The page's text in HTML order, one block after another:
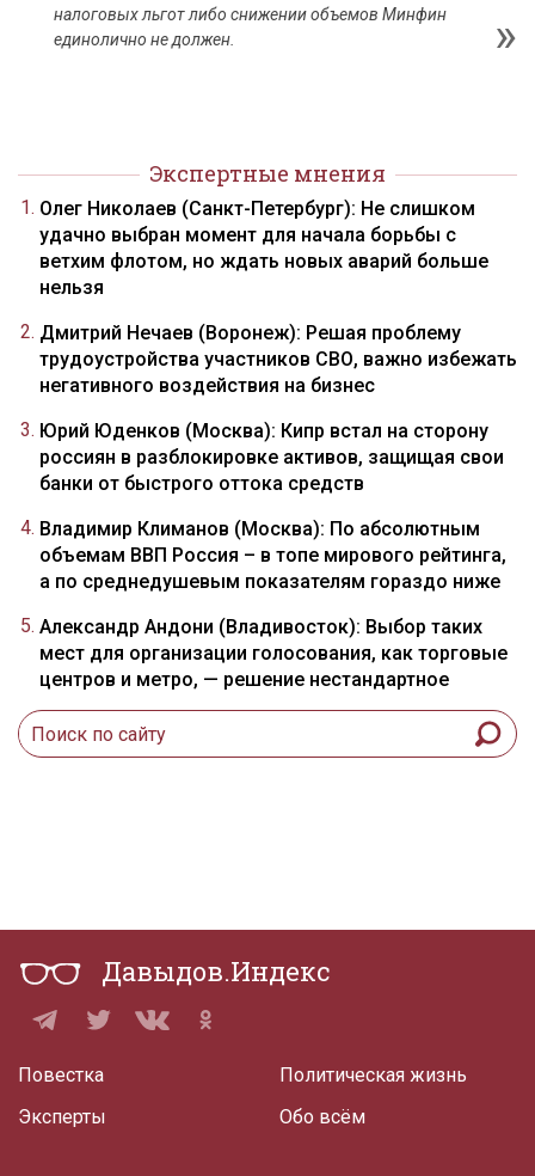
налоговых льгот либо снижении объемов Минфин
единолично не должен.
Экспертные мнения
Олег Николаев (Санкт-Петербург): Не слишком
удачно выбран момент для начала борьбы с
ветхим флотом, но ждать новых аварий больше
нельзя
Дмитрий Нечаев (Воронеж): Решая проблему
трудоустройства участников СВО, важно избежать
негативного воздействия на бизнес
Юрий Юденков (Москва): Кипр встал на сторону
россиян в разблокировке активов, защищая свои
банки от быстрого оттока средств
Владимир Климанов (Москва): По абсолютным
объемам ВВП Россия – в топе мирового рейтинга,
а по среднедушевым показателям гораздо ниже
Александр Андони (Владивосток): Выбор таких
мест для организации голосования, как торговые
центров и метро, — решение нестандартное
Давыдов.Индекс
Повестка
Эксперты
Политическая жизнь
Обо всём